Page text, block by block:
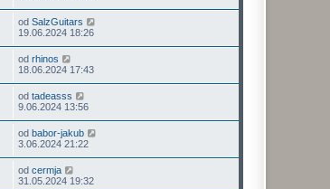
od SalzGuitars
19.06.2024 18:26
od rhinos
18.06.2024 17:43
od tadeasss
9.06.2024 13:56
od babor-jakub
3.06.2024 21:22
od cermja
31.05.2024 19:32